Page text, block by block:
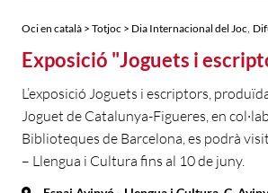
Oci en català > Totjoc > Dia Internacional del Joc
Exposició "Joguets i
L’exposició Joguets i escriptors,
Joguet de Catalunya-Figueres, en
Biblioteques de Barcelona, es podrà
– Llengua i Cultura fins al 10 de juny.